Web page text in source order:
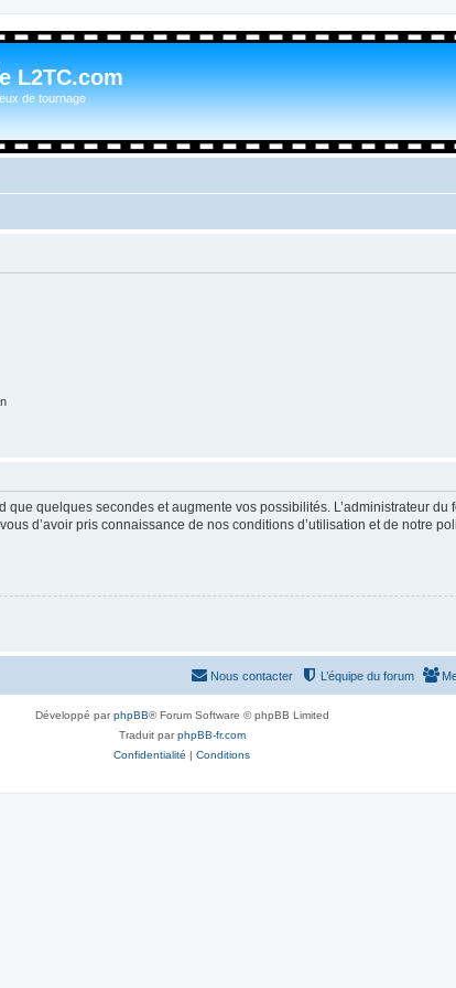
L2TC.com
de tournage
que quelques secondes et augmente vos possibilités. L’administrateur
d’avoir pris connaissance de nos conditions d’utilisation et de notre
L’équipe du forum
Nous contacter
Développé parphpBB® Forum Software © phpBB Limited
Traduit parphpBB-fr.com
Confidentialité | Conditions